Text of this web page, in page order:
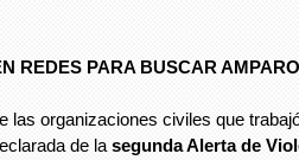
REDES PARA BUSCAR
las organizaciones civiles que
de la segunda Alerta de